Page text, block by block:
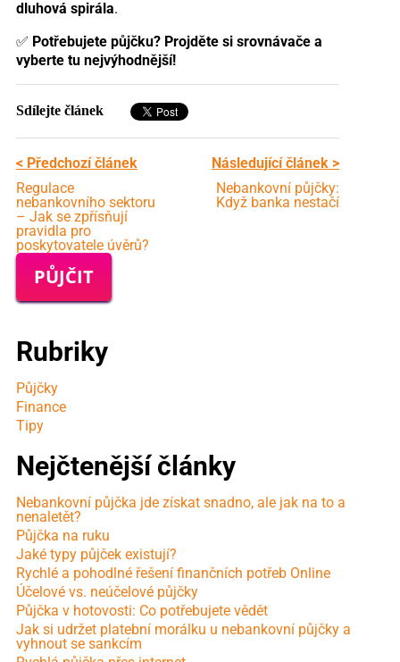
dluhová spirála.
✅ Potřebujete půjčku? Projděte si srovnávače a
vyberte tu nejvýhodnější!
Sdílejte článek
< Předchozí článek
Regulace
nebankovního sektoru
– Jak se zpřísňují
pravidla pro
poskytovatele úvěrů?
Následující článek >
Nebankovní půjčky:
Když banka nestačí
PŮJČIT
Rubriky
Půjčky
Finance
Tipy
Nejčtenější články
Nebankovní půjčka jde získat snadno, ale jak na to a
nenaletět?
Půjčka na ruku
Jaké typy půjček existují?
Rychlé a pohodlné řešení finančních potřeb Online
Účelové vs. neúčelové půjčky
Půjčka v hotovosti: Co potřebujete vědět
Jak si udržet platební morálku u nebankovní půjčky a
vyhnout se sankcím